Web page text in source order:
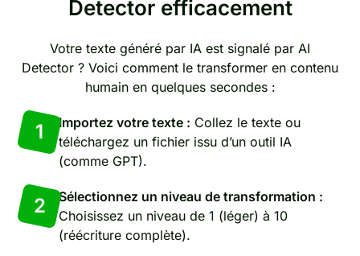
Detector efficacement
Votre texte généré par IA est signalé par AI
Detector ? Voici comment le transformer en contenu
humain en quelques secondes :
1 Importez votre texte : Collez le texte ou
téléchargez un fichier issu d’un outil IA
(comme GPT).
2
Sélectionnez un niveau de transformation :
Choisissez un niveau de 1 (léger) à 10
(réécriture complète).